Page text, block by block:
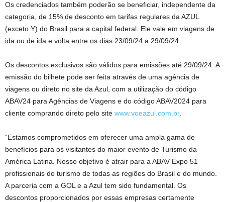
Os credenciados também poderão se beneficiar, independente da
categoria, de 15% de desconto em tarifas regulares da AZUL
(exceto Y) do Brasil para a capital federal. Ele vale em viagens de
ida ou de ida e volta entre os dias 23/09/24 a 29/09/24.
Os descontos exclusivos são válidos para emissões até 29/09/24. A
emissão do bilhete pode ser feita através de uma agência de
viagens ou direto no site da Azul, com a utilização do código
ABAV24 para Agências de Viagens e do código ABAV2024 para
cliente comprando direto pelo site www.voeazul.com.br.
“Estamos comprometidos em oferecer uma ampla gama de
benefícios para os visitantes do maior evento de Turismo da
América Latina. Nosso objetivo é atrair para a ABAV Expo 51
profissionais do turismo de todas as regiões do Brasil e do mundo.
A parceria com a GOL e a Azul tem sido fundamental. Os
descontos proporcionados por essas empresas certamente